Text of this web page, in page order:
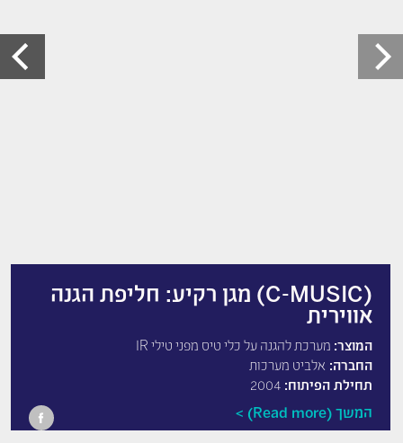
(C-MUSIC) מגן רקיע: חליפת הגנה
אווירית
המוצר: מערכת להגנה על כלי טיס מפני טילי IR
החברה: אלביט מערכות
תחילת הפיתוח:
המשך (Read more)